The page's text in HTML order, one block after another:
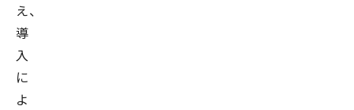
え、
導
入
に
よ